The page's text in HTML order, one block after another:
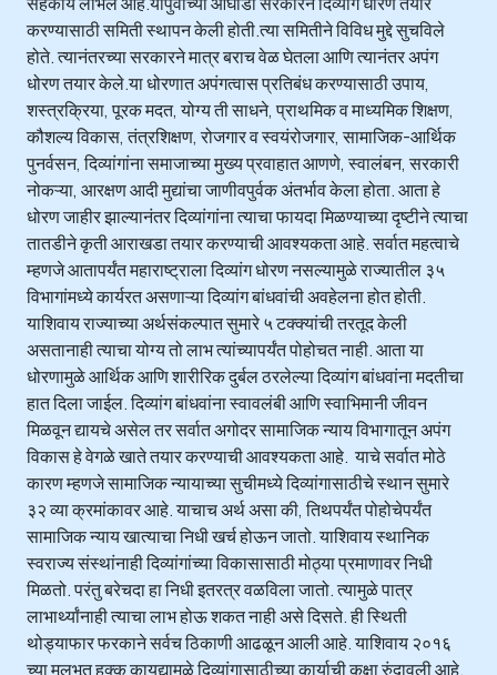
करण्यासाठी समिती स्थापन केली होती.त्या समितीने विविध मुद्दे सुचविले
होते. त्यानंतरच्या सरकारने मात्र बराच वेळ घेतला आणि त्यानंतर अपंग
धोरण तयार केले.या धोरणात अपंगत्वास प्रतिबंध करण्यासाठी उपाय,
शस्त्रक्रिया, पूरक मदत, योग्य ती साधने, प्राथमिक व माध्यमिक शिक्षण,
कौशल्य विकास, तंत्रशिक्षण, रोजगार व स्वयंरोजगार, सामाजिक-आर्थिक
पुनर्वसन, दिव्यांगांना समाजाच्या मुख्य प्रवाहात आणणे, स्वालंबन, सरकारी
नोकऱ्या, आरक्षण आदी मुद्यांचा जाणीवपुर्वक अंतर्भाव केला होता. आता हे
धोरण जाहीर झाल्यानंतर दिव्यांगांना त्याचा फायदा मिळण्याच्या दृष्टीने त्याचा
तातडीने कृती आराखडा तयार करण्याची आवश्यकता आहे. सर्वात महत्वाचे
म्हणजे आतापर्यंत महाराष्ट्राला दिव्यांग धोरण नसल्यामुळे राज्यातील ३५
विभागांमध्ये कार्यरत असणाऱ्या दिव्यांग बांधवांची अवहेलना होत होती.
याशिवाय राज्याच्या अर्थसंकल्पात सुमारे ५ टक्क्यांची तरतूद केली
असतानाही त्याचा योग्य तो लाभ त्यांच्यापर्यंत पोहोचत नाही. आता या
धोरणामुळे आर्थिक आणि शारीरिक दुर्बल ठरलेल्या दिव्यांग बांधवांना मदतीचा
हात दिला जाईल. दिव्यांग बांधवांना स्वावलंबी आणि स्वाभिमानी जीवन
मिळवून द्यायचे असेल तर सर्वात अगोदर सामाजिक न्याय विभागातून अपंग
विकास हे वेगळे खाते तयार करण्याची आवश्यकता आहे. याचे सर्वात मोठे
कारण म्हणजे सामाजिक न्यायाच्या सुचीमध्ये दिव्यांगासाठीचे स्थान सुमारे
३२ व्या क्रमांकावर आहे. याचाच अर्थ असा की, तिथपर्यंत पोहोचेपर्यंत
सामाजिक न्याय खात्याचा निधी खर्च होऊन जातो. याशिवाय स्थानिक
स्वराज्य संस्थांनाही दिव्यांगांच्या विकासासाठी मोठ्या प्रमाणावर निधी
मिळतो. परंतु बरेचदा हा निधी इतरत्र वळविला जातो. त्यामुळे पात्र
लाभार्थ्यांनाही त्याचा लाभ होऊ शकत नाही असे दिसते. ही स्थिती
थोड्याफार फरकाने सर्वच ठिकाणी आढळून आली आहे. याशिवाय २०१६
च्या मुलभूत हक्क कायद्यामुळे दिव्यांगासाठीच्या कार्याची कक्षा रुंदावली आहे.